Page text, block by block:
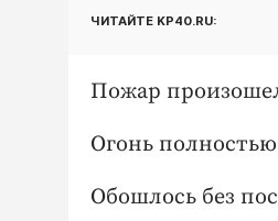
ЧИТАЙТЕ KP40.RU:
Пожар
Огонь
Обошлось без